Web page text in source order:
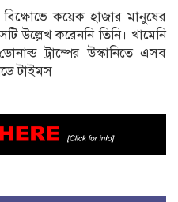
কয়েক হাজার মানুষের
উল্লেখ করেননি তিনি। খামেনি
ট্রাম্পের উস্কানিতে এসব
টাইমস